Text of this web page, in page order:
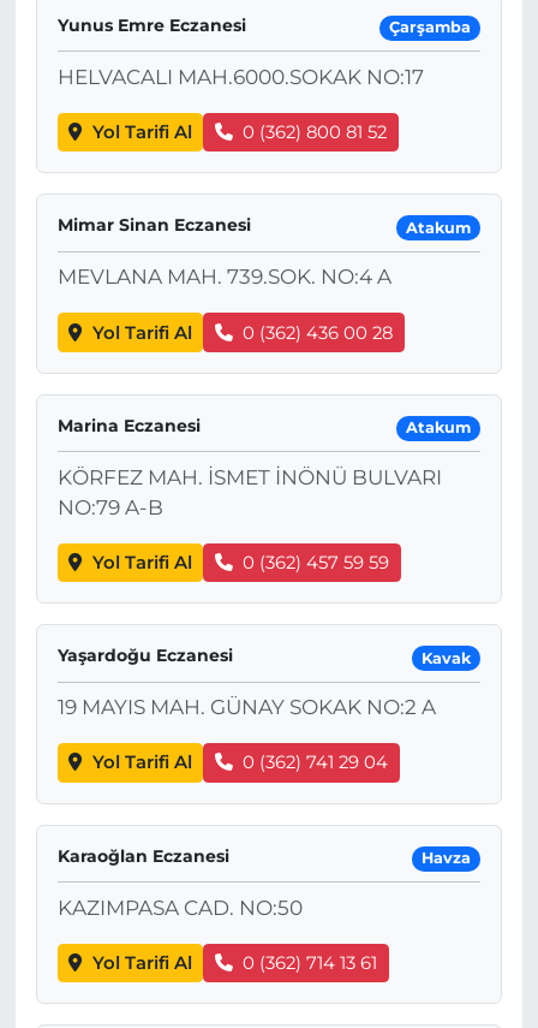
Yunus Emre Eczanesi Çarşamba
HELVACALI MAH.6000.SOKAK NO:17
Yol Tarifi Al 0 (362) 800 81 52
Mimar Sinan Eczanesi Atakum
MEVLANA MAH. 739.SOK. NO:4 A
Yol Tarifi Al 0 (362) 436 00 28
Marina Eczanesi Atakum
KÖRFEZ MAH. İSMET İNÖNÜ BULVARI
NO:79 A-B
Yol Tarifi Al 0 (362) 457 59 59
Yaşardoğu Eczanesi Kavak
19 MAYIS MAH. GÜNAY SOKAK NO:2 A
Yol Tarifi Al 0 (362) 741 29 04
Karaoğlan Eczanesi Havza
KAZIMPASA CAD. NO:50
Yol Tarifi Al 0 (362) 714 13 61